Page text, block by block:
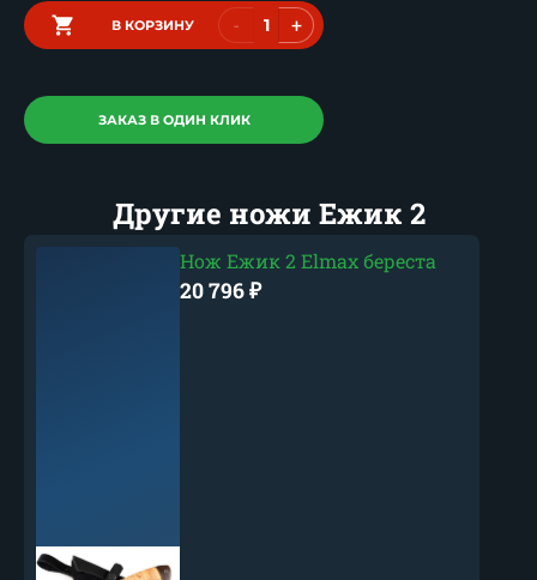
В КОРЗИНУ - +
ЗАКАЗ В ОДИН КЛИК
Другие ножи Ежик 2
Нож Ежик 2 Elmax береста
20 796₽